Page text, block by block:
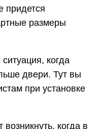
придется
размеры
когда
двери. Тут вы
при установке
когда в